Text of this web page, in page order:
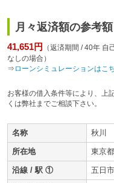
月々返済額の参考額
41,651円
（返済期間 / 40年
なしの場合）
⇒ ローンシミュレーションはこ
お客様の借入条件等により、上
くは弊社までご相談下さい。
名称 秋川
所在地 東京
沿線 / 駅 ① 五日